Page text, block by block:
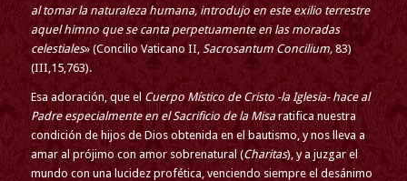
al tomar la naturaleza humana, introdujo en este exilio terrestre
aquel himno que se canta perpetuamente en las moradas
celestiales» (Concilio Vaticano II, Sacrosantum Concilium,83)
(III,15,763).
Esa adoración, que el Cuerpo Místico de Cristo -la Iglesia- hace al
Padre especialmente en el Sacrificio de la Misaratifica nuestra
condición de hijos de Dios obtenida en el bautismo, y nos lleva a
amar al prójimo con amor sobrenatural (Charitas), y a juzgar el
mundo con una lucidez profética, venciendo siempre el desánimo